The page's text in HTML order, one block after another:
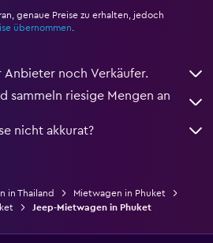
genaue Preise zu erhalten, jedoch
übernommen
noch Verkäufer.
sammeln riesige Mengen an
nicht akkurat?
in Thailand
Mietwagen in Phuket
Jeep-Mietwagen in Phuket